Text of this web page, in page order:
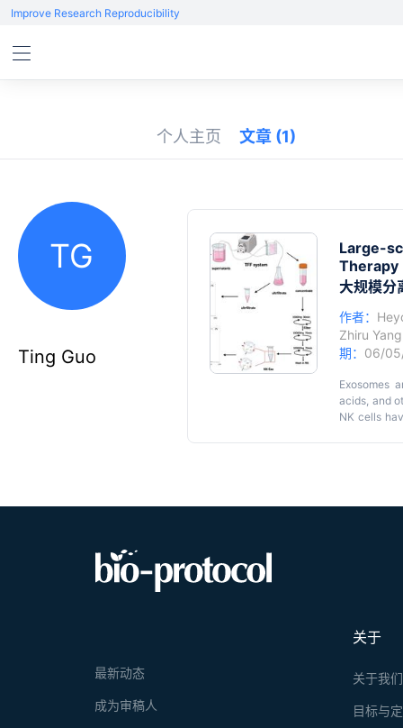
Improve Research Reproducibility
个人主页 文章 (1)
TG
Ting Guo
Large-
Therapy
大规模分
作者：
Zhiru Yang
期： 06/
Exosomes
acids, and
NK cells
关于
关于我们
目标与
最新动态
成为审稿人